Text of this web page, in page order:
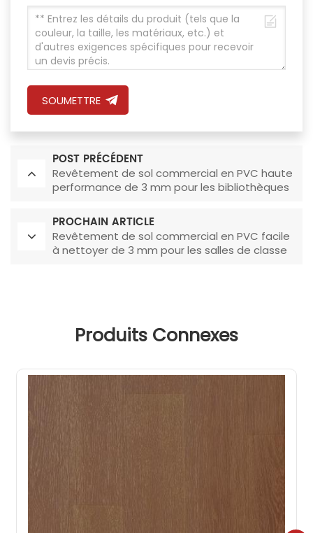
SOUMETTRE
POST PRÉCÉDENT
Revêtement de sol commercial en PVC haute
performance de 3 mm pour les bibliothèques
PROCHAIN ARTICLE
Revêtement de sol commercial en PVC facile
à nettoyer de 3 mm pour les salles de classe
Produits Connexes